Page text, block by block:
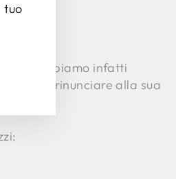
tuo
Abbiamo infatti
vuole rinunciare alla sua